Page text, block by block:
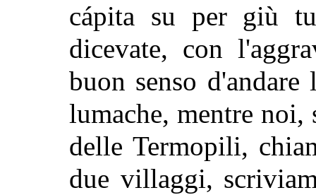
cápita su per giù
dicevate, con
buon senso
lumache, mentre
delle Termopili,
due villaggi,